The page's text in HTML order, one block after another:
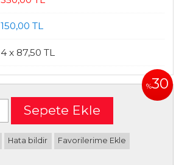
150,00 TL
4 x 87,50 TL
%30
Sepete Ekle
Hata bildir Favorilerime Ekle